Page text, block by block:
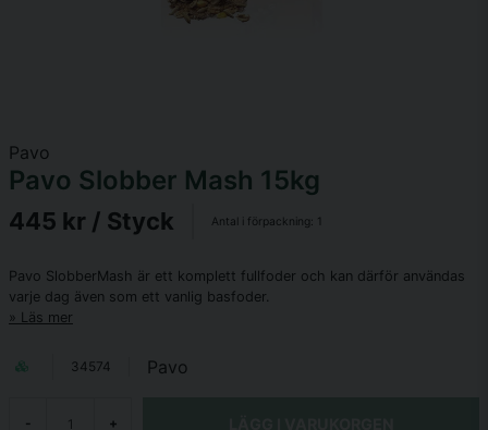
Pavo
Pavo Slobber Mash 15kg
445 kr / Styck Antal i förpackning: 1
Pavo SlobberMash är ett komplett fullfoder och kan därför användas
varje dag även som ett vanlig basfoder.
Läs mer
34574 Pavo
- +